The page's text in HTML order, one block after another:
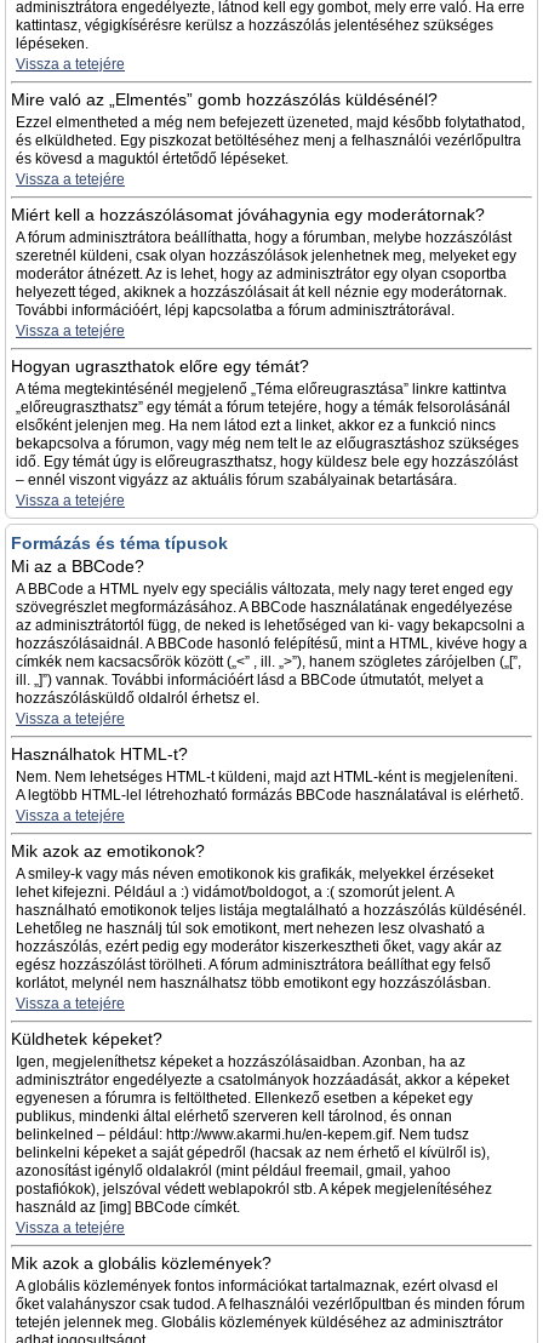
adminisztrátora engedélyezte, látnod kell egy gombot, mely erre való. Ha erre
kattintasz, végigkísérésre kerülsz a hozzászólás jelentéséhez szükséges
lépéseken.
Vissza a tetejére
Mire való az „Elmentés” gomb hozzászólás küldésénél?
Ezzel elmentheted a még nem befejezett üzeneted, majd később folytathatod,
és elküldheted. Egy piszkozat betöltéséhez menj a felhasználói vezérlőpultra
és kövesd a maguktól értetődő lépéseket.
Vissza a tetejére
Miért kell a hozzászólásomat jóváhagynia egy moderátornak?
A fórum adminisztrátora beállíthatta, hogy a fórumban, melybe hozzászólást
szeretnél küldeni, csak olyan hozzászólások jelenhetnek meg, melyeket egy
moderátor átnézett. Az is lehet, hogy az adminisztrátor egy olyan csoportba
helyezett téged, akiknek a hozzászólásait át kell néznie egy moderátornak.
További információért, lépj kapcsolatba a fórum adminisztrátorával.
Vissza a tetejére
Hogyan ugraszthatok előre egy témát?
A téma megtekintésénél megjelenő „Téma előreugrasztása” linkre kattintva
„előreugraszthatsz” egy témát a fórum tetejére, hogy a témák felsorolásánál
elsőként jelenjen meg. Ha nem látod ezt a linket, akkor ez a funkció nincs
bekapcsolva a fórumon, vagy még nem telt le az előugrasztáshoz szükséges
idő. Egy témát úgy is előreugraszthatsz, hogy küldesz bele egy hozzászólást
– ennél viszont vigyázz az aktuális fórum szabályainak betartására.
Vissza a tetejére
Formázás és téma típusok
Mi az a BBCode?
A BBCode a HTML nyelv egy speciális változata, mely nagy teret enged egy
szövegrészlet megformázásához. A BBCode használatának engedélyezése
az adminisztrátortól függ, de neked is lehetőséged van ki- vagy bekapcsolni a
hozzászólásaidnál. A BBCode hasonló felépítésű, mint a HTML, kivéve hogy a
címkék nem kacsacsőrök között („<” , ill. „>”), hanem szögletes zárójelben („[”,
ill. „]”) vannak. További információért lásd a BBCode útmutatót, melyet a
hozzászólásküldő oldalról érhetsz el.
Vissza a tetejére
Használhatok HTML-t?
Nem. Nem lehetséges HTML-t küldeni, majd azt HTML-ként is megjeleníteni.
A legtöbb HTML-lel létrehozható formázás BBCode használatával is elérhető.
Vissza a tetejére
Mik azok az emotikonok?
A smiley-k vagy más néven emotikonok kis grafikák, melyekkel érzéseket
lehet kifejezni. Például a :) vidámot/boldogot, a :( szomorút jelent. A
használható emotikonok teljes listája megtalálható a hozzászólás küldésénél.
Lehetőleg ne használj túl sok emotikont, mert nehezen lesz olvasható a
hozzászólás, ezért pedig egy moderátor kiszerkesztheti őket, vagy akár az
egész hozzászólást törölheti. A fórum adminisztrátora beállíthat egy felső
korlátot, melynél nem használhatsz több emotikont egy hozzászólásban.
Vissza a tetejére
Küldhetek képeket?
Igen, megjeleníthetsz képeket a hozzászólásaidban. Azonban, ha az
adminisztrátor engedélyezte a csatolmányok hozzáadását, akkor a képeket
egyenesen a fórumra is feltöltheted. Ellenkező esetben a képeket egy
publikus, mindenki által elérhető szerveren kell tárolnod, és onnan
belinkelned – például: http://www.akarmi.hu/en-kepem.gif. Nem tudsz
belinkelni képeket a saját gépedről (hacsak az nem érhető el kívülről is),
azonosítást igénylő oldalakról (mint például freemail, gmail, yahoo
postafiókok), jelszóval védett weblapokról stb. A képek megjelenítéséhez
használd az [img] BBCode címkét.
Vissza a tetejére
Mik azok a globális közlemények?
A globális közlemények fontos információkat tartalmaznak, ezért olvasd el
őket valahányszor csak tudod. A felhasználói vezérlőpultban és minden fórum
tetején jelennek meg. Globális közlemények küldéséhez az adminisztrátor